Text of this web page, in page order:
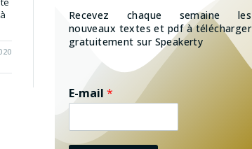
Recevez chaque semaine les
nouveaux textes et pdf à télécharger
gratuitement sur Speakerty
E-mail *